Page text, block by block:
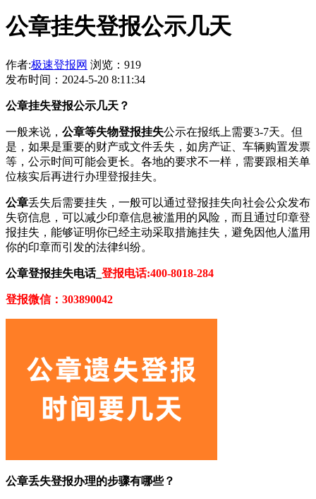
公章挂失登报公示几天
作者:极速登报网 浏览：919
发布时间：2024-5-20 8:11:34
公章挂失登报公示几天？
一般来说， 公章等失物登报挂失公示在报纸上需要3-7天。但
是，如果是重要的财产或文件丢失，如房产证、车辆购置发票
等，公示时间可能会更长。各地的要求不一样，需要跟相关单
位核实后再进行办理登报挂失。
公章丢失后需要挂失，一般可以通过登报挂失向社会公众发布
失窃信息，可以减少印章信息被滥用的风险，而且通过印章登
报挂失，能够证明你已经主动采取措施挂失，避免因他人滥用
你的印章而引发的法律纠纷。
公章登报挂失电话_ 登报电话:400-8018-284
登报微信：303890042
公章丢失登报办理的步骤有哪些？